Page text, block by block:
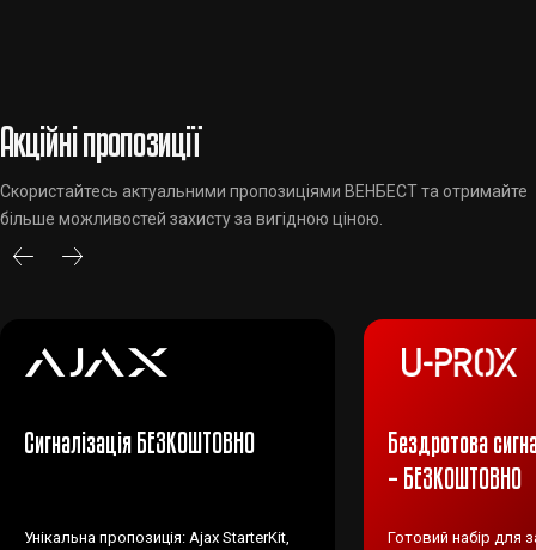
Акційні пропозиції
Скористайтесь актуальними пропозиціями ВЕНБЕСТ та отримайте
більше можливостей захисту за вигідною ціною.
Сигналізація БЕЗКОШТОВНО
Унікальна пропозиція: Ajax StarterKit,
Бездротова
– БЕЗКОШТОВНО
Готовий набір для